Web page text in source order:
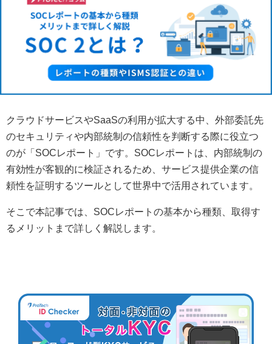
クラウドサービスやSaaSの利用が拡大する中、外部委託先
のセキュリティや内部統制の信頼性を判断する際に役立つ
のが「SOCレポート」です。SOCレポートは、内部統制の
有効性が客観的に検証されるため、サービス提供企業の信
頼性を証明するツールとして世界中で活用されています。
そこで本記事では、SOCレポートの基本から種類、取得す
るメリットまで詳しく解説します。